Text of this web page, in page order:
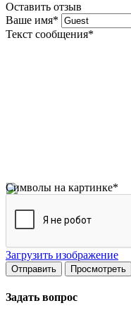
Оставить отзыв
Ваше имя*
Текст сообщения*
Символы на картинке*
Загрузить изображение
Задать вопрос